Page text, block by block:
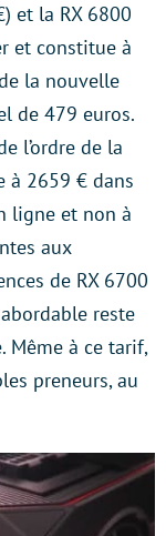
et la RX 6800
et constitue à
la nouvelle
de 479 euros.
l’ordre de la
à 2659 € dans
ligne et non à
aux
de RX 6700
reste
Même à ce tarif,
preneurs, au